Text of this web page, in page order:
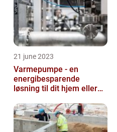
21 june 2023
Varmepumpe - en
energibesparende
løsning til dit hjem eller